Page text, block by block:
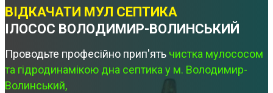
ВІДКАЧАТИ МУЛ СЕПТИКА
ІЛОСОС ВОЛОДИМИР-ВОЛИНСЬКИЙ
Проводьте професійно прип'ять чистка мулососом
та гідродинамікою дна септика у м. Володимир-
Волинський,